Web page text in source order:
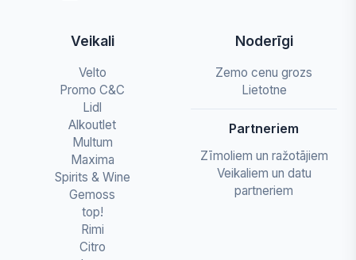
Veikali
Velto
Promo C&C
Lidl
Alkoutlet
Multum
Maxima
Spirits & Wine
Gemoss
top!
Rimi
Citro
Noderīgi
Zemo cenu grozs
Lietotne
Partneriem
Zīmoliem un ražotājiem
Veikaliem un datu
partneriem